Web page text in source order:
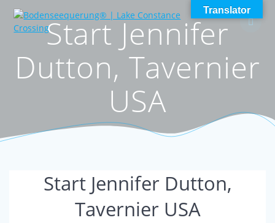
to
content
Start Jennifer
Dutton, Tavernier
USA
Start Jennifer Dutton,
Tavernier USA
Translator